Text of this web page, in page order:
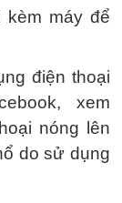
kèm máy để
điện thoại
xem
nóng lên
do sử dụng